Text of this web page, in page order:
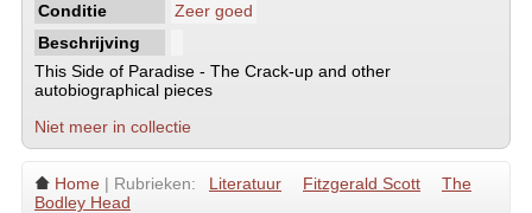
Conditie
Zeer goed
Beschrijving
This Side of Paradise - The Crack-up and other
autobiographical pieces
Niet meer in collectie
Home | Rubrieken: Literatuur Fitzgerald Scott
The
Bodley Head